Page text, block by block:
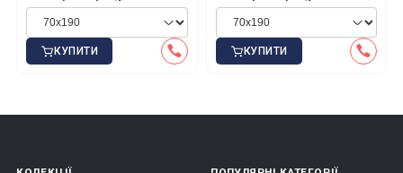
КУПИТИ КУПИТИ